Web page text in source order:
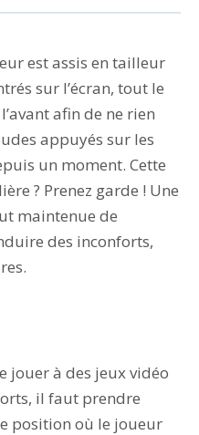
est assis en tailleur
sur l’écran, tout le
afin de ne rien
appuyés sur les
un moment. Cette
? Prenez garde ! Une
maintenue de
des inconforts,
jouer à des jeux vidéo
il faut prendre
position où le joueur